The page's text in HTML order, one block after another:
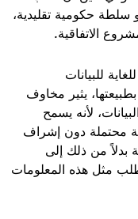
حكومية تقليدية،
الاتفاقية.
للبيانات
يثير مخاوف
لأنه يسمح
محتملة دون إشراف
بدلاً من ذلك إلى
مثل هذه المعلومات